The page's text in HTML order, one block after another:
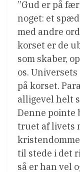
”Gud er på
noget: et
med andre
korset er de
som skaber,
os.
på korset.
alligevel helt
Denne pointe
truet af livets
til stede i det
så er han vel